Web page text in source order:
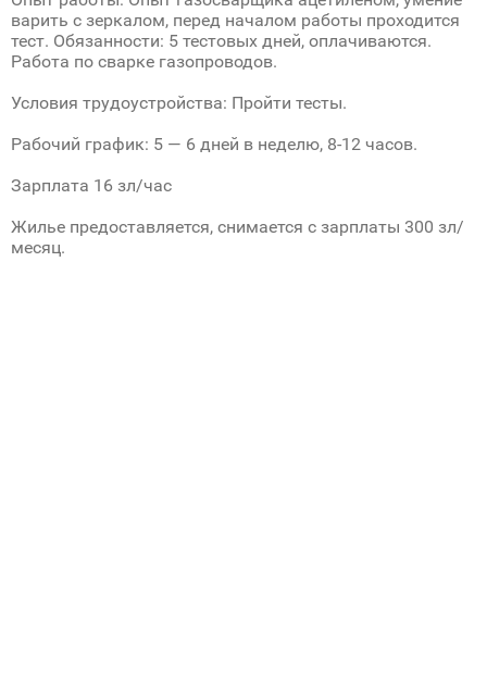
варить с зеркалом, перед началом работы проходится
тест. Обязанности: 5 тестовых дней, оплачиваются.
Работа по сварке газопроводов.
Условия трудоустройства: Пройти тесты.
Рабочий график: 5 — 6 дней в неделю, 8-12 часов.
Зарплата 16 зл/час
Жилье предоставляется, снимается с зарплаты 300 зл/
месяц.